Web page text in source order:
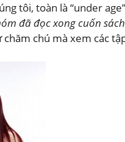
tôi, toàn là “under
đã đọc xong cuốn
chú mà xem các